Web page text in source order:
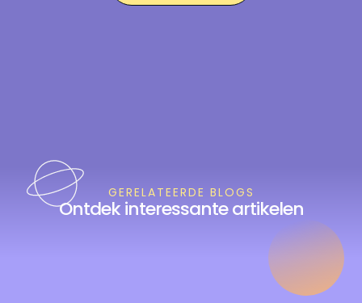
GERELATEERDE BLOGS
Ontdek interessante artikelen